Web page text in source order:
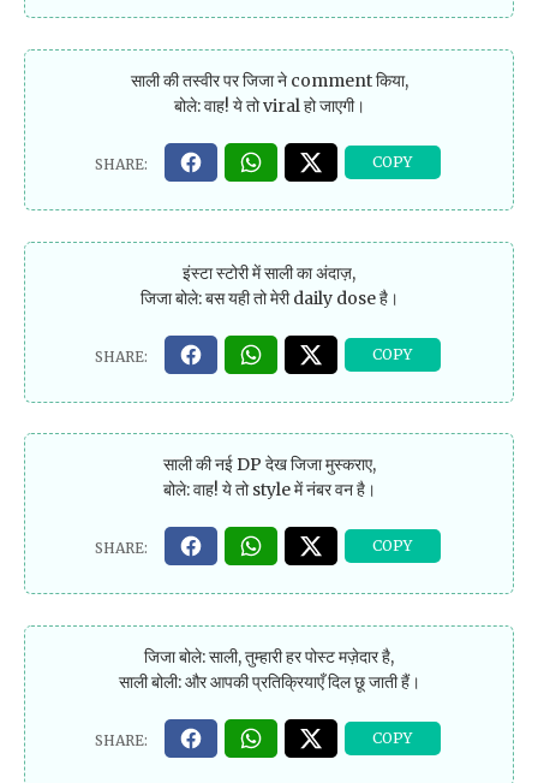
साली की तस्वीर पर जिजा ने comment किया,
बोले: वाह! ये तो viral हो जाएगी।
इंस्टा स्टोरी में साली का अंदाज़,
जिजा बोले: बस यही तो मेरी daily dose है।
साली की नई DP देख जिजा मुस्कराए,
बोले: वाह! ये तो style में नंबर वन है।
जिजा बोले: साली, तुम्हारी हर पोस्ट मज़ेदार है,
साली बोली: और आपकी प्रतिक्रियाएँ दिल छू जाती हैं।